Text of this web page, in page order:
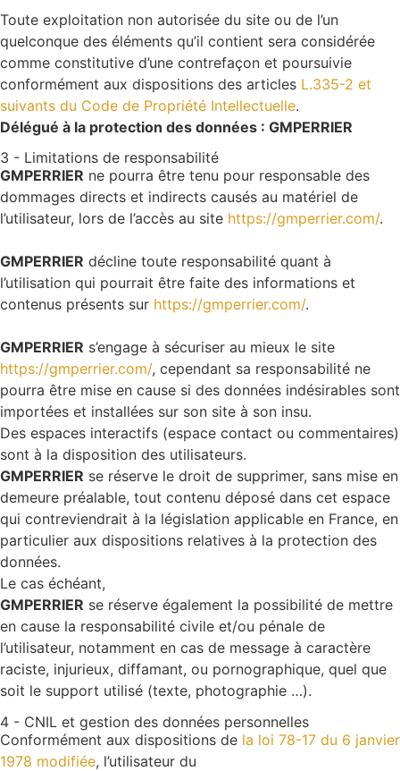
Toute exploitation non autorisée du site ou de l’un
quelconque des éléments qu’il contient sera considérée
comme constitutive d’une contrefaçon et poursuivie
conformément aux dispositions des articles L.335-2 et
suivants du Code de Propriété Intellectuelle.
Délégué à la protection des données : GMPERRIER
3 - Limitations de responsabilité
GMPERRIER ne pourra être tenu pour responsable des
dommages directs et indirects causés au matériel de
l’utilisateur, lors de l’accès au site https://gmperrier.com/.
GMPERRIER décline toute responsabilité quant à
l’utilisation qui pourrait être faite des informations et
contenus présents sur https://gmperrier.com/.
GMPERRIER s’engage à sécuriser au mieux le site
https://gmperrier.com/, cependant sa responsabilité ne
pourra être mise en cause si des données indésirables sont
importées et installées sur son site à son insu.
Des espaces interactifs (espace contact ou commentaires)
sont à la disposition des utilisateurs.
GMPERRIER se réserve le droit de supprimer, sans mise en
demeure préalable, tout contenu déposé dans cet espace
qui contreviendrait à la législation applicable en France, en
particulier aux dispositions relatives à la protection des
données.
Le cas échéant,
GMPERRIER se réserve également la possibilité de mettre
en cause la responsabilité civile et/ou pénale de
l’utilisateur, notamment en cas de message à caractère
raciste, injurieux, diffamant, ou pornographique, quel que
soit le support utilisé (texte, photographie …).
4 - CNIL et gestion des données personnelles
Conformément aux dispositions de la loi 78-17 du 6 janvier
1978 modifiée, l’utilisateur du